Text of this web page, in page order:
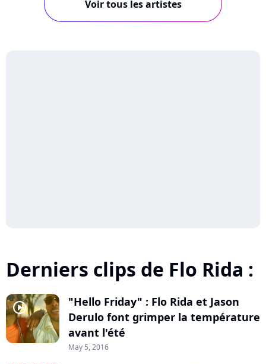
Voir tous les artistes
Derniers clips de Flo Rida :
player2
"Hello Friday" : Flo Rida et Jason
Derulo font grimper la température
avant l'été
May 5, 2016